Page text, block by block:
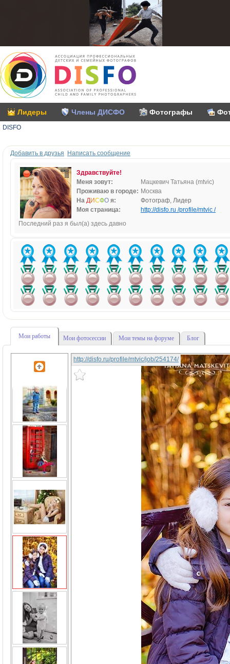
Лидеры Члены ДИСФО Фотографы
DISFO
Добавить в друзья Написать сообщение
Здравствуйте!
Меня зовут:
Мацкевич Татьяна (mtvic)
Проживаю в городе: Москва
На ДИСФО я:
Фотограф, Лидер
Моя страница:
http://disfo.ru /profile/mtvic /
Последний раз я был(а) здесь давно
Мои работы Мои фотосессии Мои темы на форуме Блог
http://disfo.ru/profile/mtvic/job/254174/